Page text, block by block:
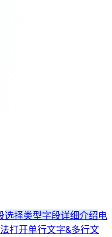
选择类型字段详细介绍电
打开单行文字&多行文